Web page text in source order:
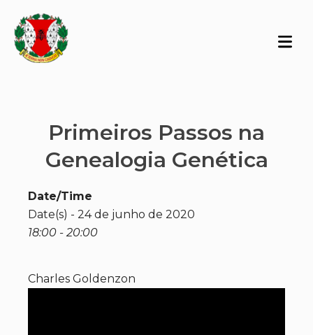
Primeiros Passos na
Genealogia Genética
Date/Time
Date(s) - 24 de junho de 2020
18:00 - 20:00
Charles Goldenzon